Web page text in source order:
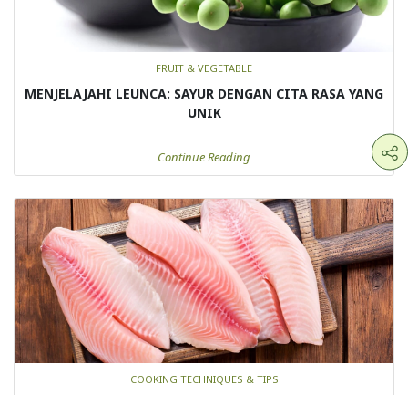
FRUIT & VEGETABLE
MENJELAJAHI LEUNCA: SAYUR DENGAN CITA RASA YANG
UNIK
Continue Reading
COOKING TECHNIQUES & TIPS